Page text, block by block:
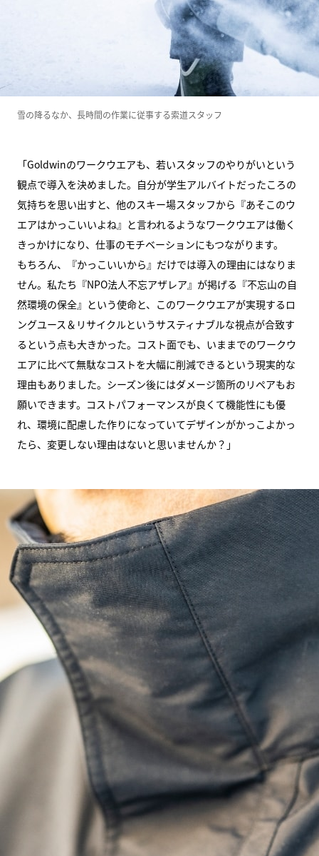
雪の降るなか、長時間の作業に従事する索道スタッフ
「Goldwinのワークウエアも、若いスタッフのやりがいという
観点で導入を決めました。自分が学生アルバイトだったころの
気持ちを思い出すと、他のスキー場スタッフから『あそこのウ
エアはかっこいいよね』と言われるようなワークウエアは働く
きっかけになり、仕事のモチベーションにもつながります。
もちろん、『かっこいいから』だけでは導入の理由にはなりま
せん。私たち『NPO法人不忘アザレア』が掲げる『不忘山の自
然環境の保全』という使命と、このワークウエアが実現するロ
ングユース＆リサイクルというサスティナブルな視点が合致す
るという点も大きかった。コスト面でも、いままでのワークウ
エアに比べて無駄なコストを大幅に削減できるという現実的な
理由もありました。シーズン後にはダメージ箇所のリペアもお
願いできます。コストパフォーマンスが良くて機能性にも優
れ、環境に配慮した作りになっていてデザインがかっこよかっ
たら、変更しない理由はないと思いませんか？」